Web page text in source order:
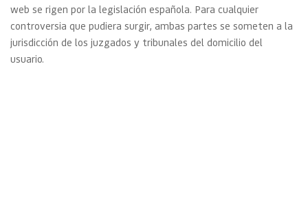
web se rigen por la legislación española. Para cualquier
controversia que pudiera surgir, ambas partes se someten a la
jurisdicción de los juzgados y tribunales del domicilio del
usuario.